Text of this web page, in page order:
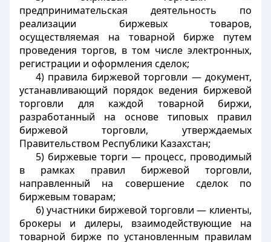
предпринимательская деятельность по
реализации биржевых товаров,
осуществляемая на товарной бирже путем
проведения торгов, в том числе электронных,
регистрации и оформления сделок;
4) правила биржевой торговли — документ,
устанавливающий порядок ведения биржевой
торговли для каждой товарной биржи,
разработанный на основе типовых правил
биржевой торговли, утверждаемых
Правительством Республики Казахстан;
5) биржевые торги — процесс, проводимый
в рамках правил биржевой торговли,
направленный на совершение сделок по
биржевым товарам;
6) участники биржевой торговли — клиенты,
брокеры и дилеры, взаимодействующие на
товарной бирже по установленным правилам